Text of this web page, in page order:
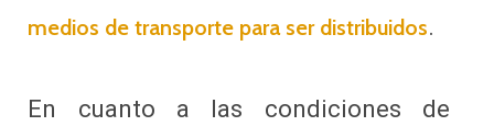
medios de transporte para ser distribuidos.
En cuanto a las condiciones de